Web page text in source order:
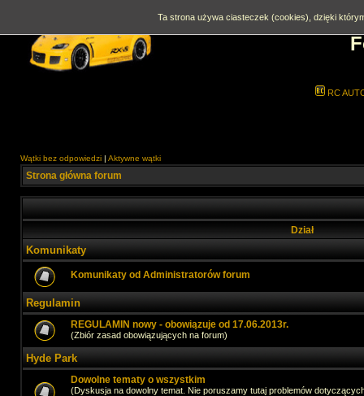
RC
Wątki bez odpowiedzi | Aktywne wątki
Strona główna forum
Dział
Komunikaty
Komunikaty od Administratorów forum
Regulamin
REGULAMIN nowy - obowiązuje od 17.06.2013r.
(Zbiór zasad obowiązujących na forum)
Hyde Park
Dowolne tematy o wszystkim
(Dyskusja na dowolny temat. Nie poruszamy tutaj problemów
Ta strona używa ciasteczek (cookies), dzięki